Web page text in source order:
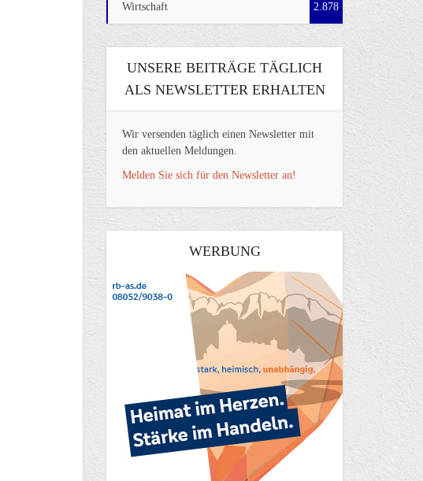
Wirtschaft 2.878
UNSERE BEITRÄGE TÄGLICH
ALS NEWSLETTER ERHALTEN
Wir versenden täglich einen Newsletter mit
den aktuellen Meldungen.
Melden Sie sich für den Newsletter an!
WERBUNG